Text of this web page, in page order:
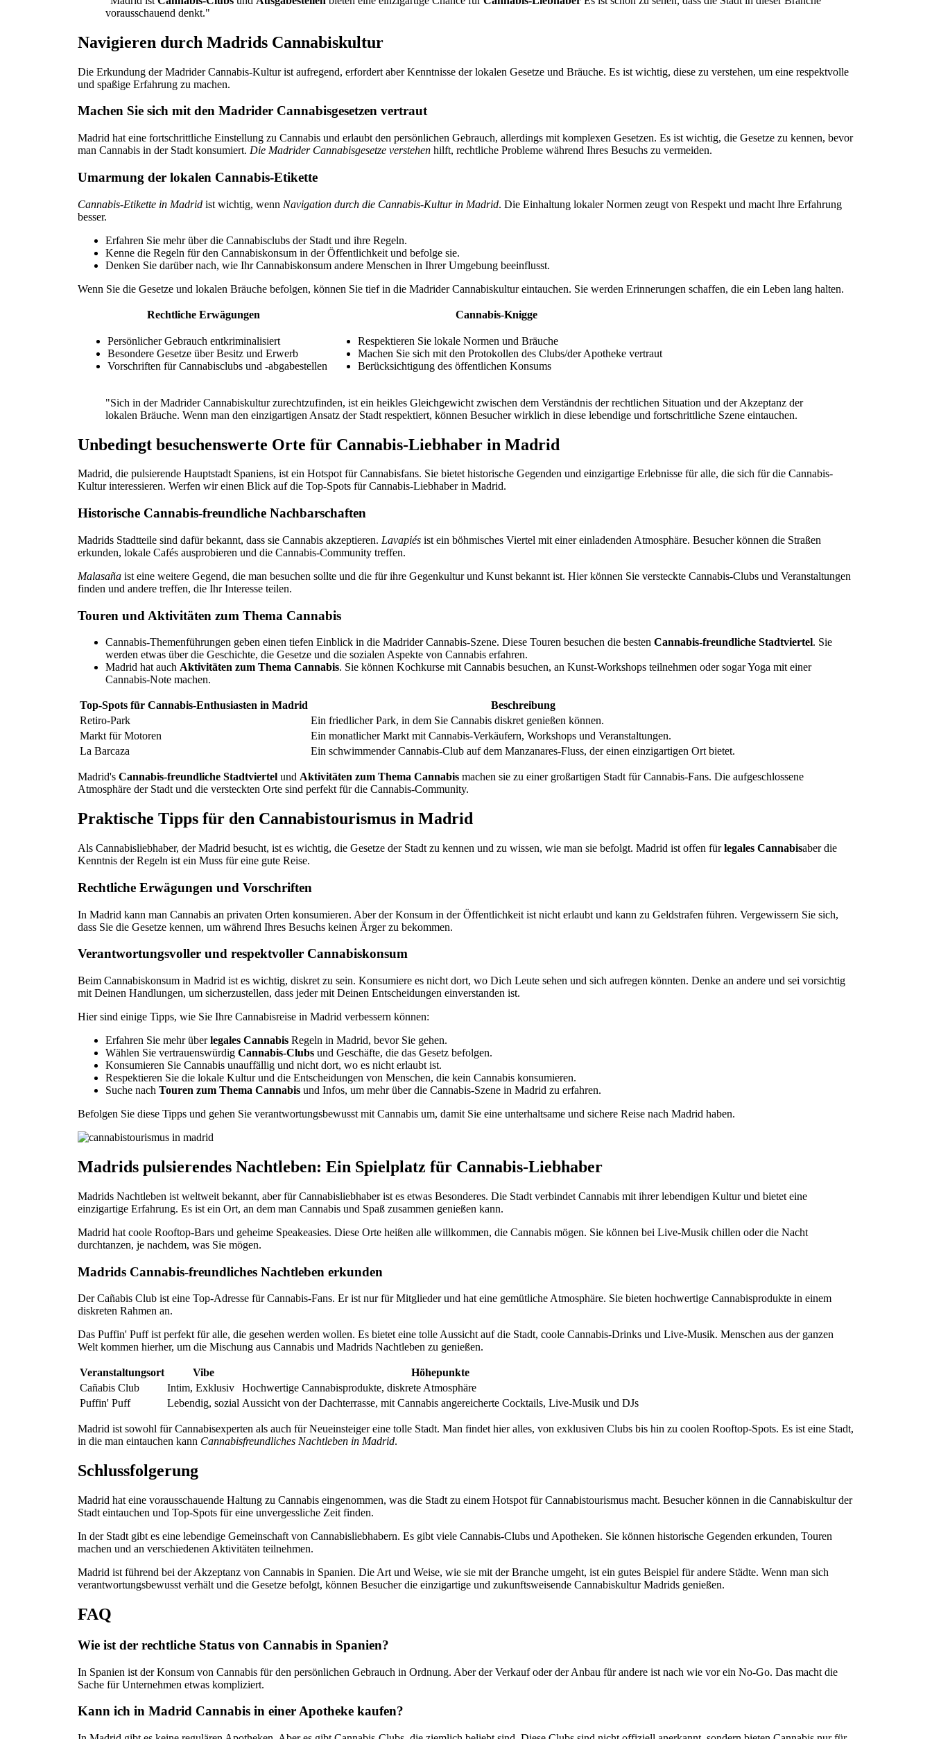
vorausschauend denkt."
Navigieren durch Madrids Cannabiskultur
Die Erkundung der Madrider Cannabis-Kultur ist aufregend, erfordert aber Kenntnisse der lokalen Gesetze und Bräuche. Es ist wichtig, diese zu verstehen, um eine respektvolle
und spaßige Erfahrung zu machen.
Machen Sie sich mit den Madrider Cannabisgesetzen vertraut
Madrid hat eine fortschrittliche Einstellung zu Cannabis und erlaubt den persönlichen Gebrauch, allerdings mit komplexen Gesetzen. Es ist wichtig, die Gesetze zu kennen, bevor
man Cannabis in der Stadt konsumiert. Die Madrider Cannabisgesetze verstehen hilft, rechtliche Probleme während Ihres Besuchs zu vermeiden.
Umarmung der lokalen Cannabis-Etikette
Cannabis-Etikette in Madrid ist wichtig, wenn Navigation durch die Cannabis-Kultur in Madrid. Die Einhaltung lokaler Normen zeugt von Respekt und macht Ihre Erfahrung
besser.
Erfahren Sie mehr über die Cannabisclubs der Stadt und ihre Regeln.
Kenne die Regeln für den Cannabiskonsum in der Öffentlichkeit und befolge sie.
Denken Sie darüber nach, wie Ihr Cannabiskonsum andere Menschen in Ihrer Umgebung beeinflusst.
Wenn Sie die Gesetze und lokalen Bräuche befolgen, können Sie tief in die Madrider Cannabiskultur eintauchen. Sie werden Erinnerungen schaffen, die ein Leben lang halten.
Rechtliche Erwägungen Cannabis-Knigge
Persönlicher Gebrauch entkriminalisiert
Besondere Gesetze über Besitz und Erwerb
Vorschriften für Cannabisclubs und -abgabestellen
Respektieren Sie lokale Normen und Bräuche
Machen Sie sich mit den Protokollen des Clubs/der Apotheke vertraut
Berücksichtigung des öffentlichen Konsums
"Sich in der Madrider Cannabiskultur zurechtzufinden, ist ein heikles Gleichgewicht zwischen dem Verständnis der rechtlichen Situation und der Akzeptanz der
lokalen Bräuche. Wenn man den einzigartigen Ansatz der Stadt respektiert, können Besucher wirklich in diese lebendige und fortschrittliche Szene eintauchen.
Unbedingt besuchenswerte Orte für Cannabis-Liebhaber in Madrid
Madrid, die pulsierende Hauptstadt Spaniens, ist ein Hotspot für Cannabisfans. Sie bietet historische Gegenden und einzigartige Erlebnisse für alle, die sich für die Cannabis-
Kultur interessieren. Werfen wir einen Blick auf die Top-Spots für Cannabis-Liebhaber in Madrid.
Historische Cannabis-freundliche Nachbarschaften
Madrids Stadtteile sind dafür bekannt, dass sie Cannabis akzeptieren. Lavapiés ist ein böhmisches Viertel mit einer einladenden Atmosphäre. Besucher können die Straßen
erkunden, lokale Cafés ausprobieren und die Cannabis-Community treffen.
Malasaña ist eine weitere Gegend, die man besuchen sollte und die für ihre Gegenkultur und Kunst bekannt ist. Hier können Sie versteckte Cannabis-Clubs und Veranstaltungen
finden und andere treffen, die Ihr Interesse teilen.
Touren und Aktivitäten zum Thema Cannabis
Cannabis-Themenführungen geben einen tiefen Einblick in die Madrider Cannabis-Szene. Diese Touren besuchen die besten Cannabis-freundliche Stadtviertel. Sie
werden etwas über die Geschichte, die Gesetze und die sozialen Aspekte von Cannabis erfahren.
Madrid hat auch Aktivitäten zum Thema Cannabis. Sie können Kochkurse mit Cannabis besuchen, an Kunst-Workshops teilnehmen oder sogar Yoga mit einer
Cannabis-Note machen.
Top-Spots für Cannabis-Enthusiasten in Madrid
Beschreibung
Retiro-Park
Ein friedlicher Park, in dem Sie Cannabis diskret genießen können.
Markt für Motoren
Ein monatlicher Markt mit Cannabis-Verkäufern, Workshops und Veranstaltungen.
La Barcaza
Ein schwimmender Cannabis-Club auf dem Manzanares-Fluss, der einen einzigartigen Ort bietet.
Madrid's Cannabis-freundliche Stadtviertel und Aktivitäten zum Thema Cannabis machen sie zu einer großartigen Stadt für Cannabis-Fans. Die aufgeschlossene
Atmosphäre der Stadt und die versteckten Orte sind perfekt für die Cannabis-Community.
Praktische Tipps für den Cannabistourismus in Madrid
Als Cannabisliebhaber, der Madrid besucht, ist es wichtig, die Gesetze der Stadt zu kennen und zu wissen, wie man sie befolgt. Madrid ist offen fürlegales Cannabisaber die
Kenntnis der Regeln ist ein Muss für eine gute Reise.
Rechtliche Erwägungen und Vorschriften
In Madrid kann man Cannabis an privaten Orten konsumieren. Aber der Konsum in der Öffentlichkeit ist nicht erlaubt und kann zu Geldstrafen führen. Vergewissern Sie sich,
dass Sie die Gesetze kennen, um während Ihres Besuchs keinen Ärger zu bekommen.
Verantwortungsvoller und respektvoller Cannabiskonsum
Beim Cannabiskonsum in Madrid ist es wichtig, diskret zu sein. Konsumiere es nicht dort, wo Dich Leute sehen und sich aufregen könnten. Denke an andere und sei vorsichtig
mit Deinen Handlungen, um sicherzustellen, dass jeder mit Deinen Entscheidungen einverstanden ist.
Hier sind einige Tipps, wie Sie Ihre Cannabisreise in Madrid verbessern können:
Erfahren Sie mehr überlegales Cannabis Regeln in Madrid, bevor Sie gehen.
Wählen Sie vertrauenswürdig Cannabis-Clubs und Geschäfte, die das Gesetz befolgen.
Konsumieren Sie Cannabis unauffällig und nicht dort, wo es nicht erlaubt ist.
Respektieren Sie die lokale Kultur und die Entscheidungen von Menschen, die kein Cannabis konsumieren.
Suche nach Touren zum Thema Cannabis und Infos, um mehr über die Cannabis-Szene in Madrid zu erfahren.
Befolgen Sie diese Tipps und gehen Sie verantwortungsbewusst mit Cannabis um, damit Sie eine unterhaltsame und sichere Reise nach Madrid haben.
Madrids pulsierendes Nachtleben: Ein Spielplatz für Cannabis-Liebhaber
Madrids Nachtleben ist weltweit bekannt, aber für Cannabisliebhaber ist es etwas Besonderes. Die Stadt verbindet Cannabis mit ihrer lebendigen Kultur und bietet eine
einzigartige Erfahrung. Es ist ein Ort, an dem man Cannabis und Spaß zusammen genießen kann.
Madrid hat coole Rooftop-Bars und geheime Speakeasies. Diese Orte heißen alle willkommen, die Cannabis mögen. Sie können bei Live-Musik chillen oder die Nacht
durchtanzen, je nachdem, was Sie mögen.
Madrids Cannabis-freundliches Nachtleben erkunden
Der Cañabis Club ist eine Top-Adresse für Cannabis-Fans. Er ist nur für Mitglieder und hat eine gemütliche Atmosphäre. Sie bieten hochwertige Cannabisprodukte in einem
diskreten Rahmen an.
Das Puffin' Puff ist perfekt für alle, die gesehen werden wollen. Es bietet eine tolle Aussicht auf die Stadt, coole Cannabis-Drinks und Live-Musik. Menschen aus der ganzen
Welt kommen hierher, um die Mischung aus Cannabis und Madrids Nachtleben zu genießen.
Veranstaltungsort Vibe
Höhepunkte
Cañabis Club
Intim, Exklusiv
Hochwertige Cannabisprodukte, diskrete Atmosphäre
Puffin' Puff
Lebendig, sozial Aussicht von der Dachterrasse, mit Cannabis angereicherte Cocktails, Live-Musik und DJs
Madrid ist sowohl für Cannabisexperten als auch für Neueinsteiger eine tolle Stadt. Man findet hier alles, von exklusiven Clubs bis hin zu coolen Rooftop-Spots. Es ist eine Stadt,
in die man eintauchen kann Cannabisfreundliches Nachtleben in Madrid.
Schlussfolgerung
Madrid hat eine vorausschauende Haltung zu Cannabis eingenommen, was die Stadt zu einem Hotspot für Cannabistourismus macht. Besucher können in die Cannabiskultur der
Stadt eintauchen und Top-Spots für eine unvergessliche Zeit finden.
In der Stadt gibt es eine lebendige Gemeinschaft von Cannabisliebhabern. Es gibt viele Cannabis-Clubs und Apotheken. Sie können historische Gegenden erkunden, Touren
machen und an verschiedenen Aktivitäten teilnehmen.
Madrid ist führend bei der Akzeptanz von Cannabis in Spanien. Die Art und Weise, wie sie mit der Branche umgeht, ist ein gutes Beispiel für andere Städte. Wenn man sich
verantwortungsbewusst verhält und die Gesetze befolgt, können Besucher die einzigartige und zukunftsweisende Cannabiskultur Madrids genießen.
FAQ
Wie ist der rechtliche Status von Cannabis in Spanien?
In Spanien ist der Konsum von Cannabis für den persönlichen Gebrauch in Ordnung. Aber der Verkauf oder der Anbau für andere ist nach wie vor ein No-Go. Das macht die
Sache für Unternehmen etwas kompliziert.
Kann ich in Madrid Cannabis in einer Apotheke kaufen?